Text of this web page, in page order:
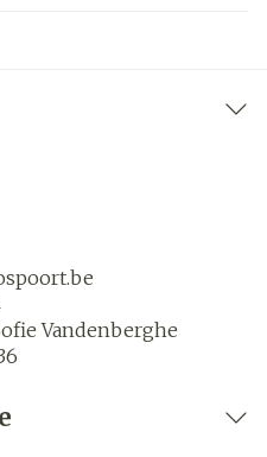
Vandenberghe